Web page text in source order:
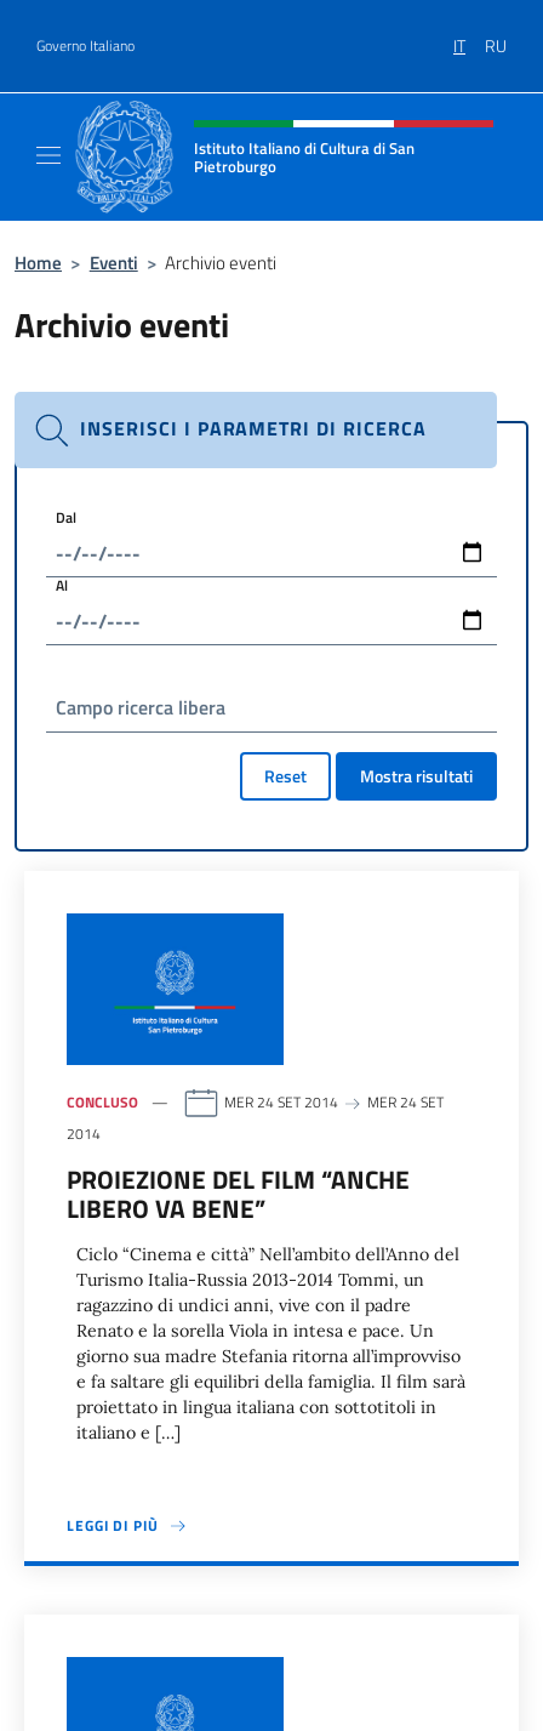
Governo Italiano IT RU
Intestazione sito, social e menù
Istituto Italiano di Cultura di San
Pietroburgo
Home > Eventi > Archivio eventi
Archivio eventi
INSERISCI I PARAMETRI DI RICERCA
Dal
Al
Campo ricerca libera
Reset Mostra risultati
CONCLUSO MER 24 SET 2014
MER 24 SET
2014
PROIEZIONE DEL FILM “ANCHE
LIBERO VA BENE”
Ciclo “Cinema e città” Nell’ambito dell’Anno del
Turismo Italia-Russia 2013-2014 Tommi, un
ragazzino di undici anni, vive con il padre
Renato e la sorella Viola in intesa e pace. Un
giorno sua madre Stefania ritorna all’improvviso
e fa saltare gli equilibri della famiglia. Il film sarà
proiettato in lingua italiana con sottotitoli in
italiano e […]
LEGGI DI PIÙ